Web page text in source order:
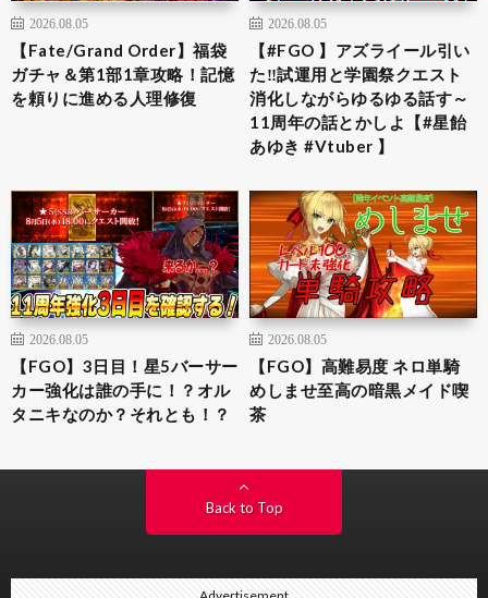
2026.08.05
【Fate/Grand Order】福袋
ガチャ＆第1部1章攻略！記憶
を頼りに進める人理修復
2026.08.05
【#FGO 】アズライール引い
た‼試運用と学園祭クエスト
消化しながらゆるゆる話す～
11周年の話とかしよ【#星飴
あゆき #Vtuber 】
2026.08.05
【FGO】3日目！星5バーサー
カー強化は誰の手に！？オル
タニキなのか？それとも！？
2026.08.05
【FGO】高難易度 ネロ単騎
めしませ至高の暗黒メイド喫
茶
Back to Top